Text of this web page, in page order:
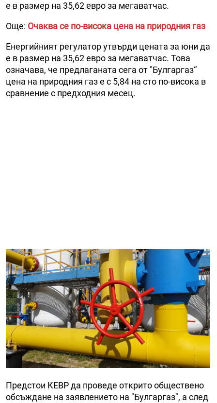
е в размер на 35,62 евро за мегаватчас.
Още: Очаква се по-висока цена на природния газ
Енергийният регулатор утвърди цената за юни да
е в размер на 35,62 евро за мегаватчас. Това
означава, че предлаганата сега от "Булгаргаз“
цена на природния газ е с 5,84 на сто по-висока в
сравнение с предходния месец.
Предстои КЕВР да проведе открито обществено
обсъждане на заявлението на "Булгаргаз", а след